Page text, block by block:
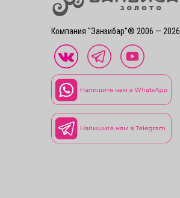
Компания "Занзибар"® 2006 — 2026